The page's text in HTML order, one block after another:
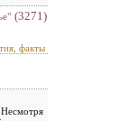
(3271)
факты